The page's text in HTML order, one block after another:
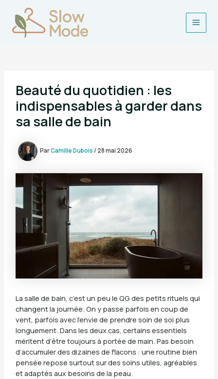
contenu
Main
Beauté du quotidien : les
indispensables à garder dans
sa salle de bain
ParCamille Dubois/ 28 mai 2026
La salle de bain, c’est un peu le QG des petits rituels qui
changent la journée. On y passe parfois en coup de
vent, parfois avec l’envie de prendre soin de soi plus
longuement. Dans les deux cas, certains essentiels
méritent d’être toujours à portée de main. Pas besoin
d’accumuler des dizaines de flacons : une routine bien
pensée repose surtout sur des soins utiles, agréables
et adaptés aux besoins de la peau.